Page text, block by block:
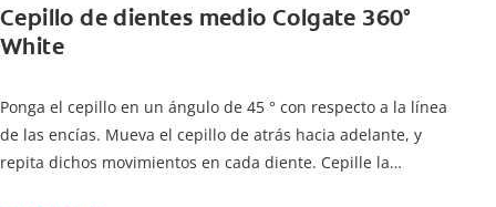
Cepillo de dientes medio Colgate 360°
White
Ponga el cepillo en un ángulo de 45 ° con respecto a la línea
de las encías. Mueva el cepillo de atrás hacia adelante, y
repita dichos movimientos en cada diente. Cepille la